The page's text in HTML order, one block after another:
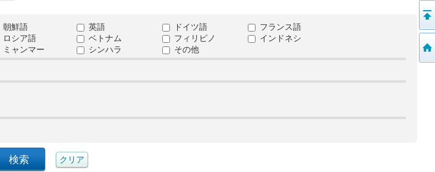
朝鮮語 英語 ドイツ語
フランス語
ロシア語 ベトナム フィリピノ
インドネシ
ミャンマー シンハラ その他